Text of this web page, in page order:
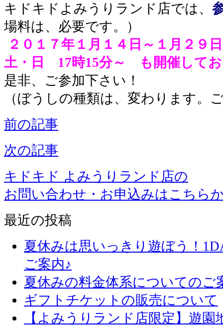
キドキドよみうりランド店では、
場料は、必要です。）
２０１７年１月１４日～１月２９
土・日 17時15分～ も開催してお
是非、ご参加下さい！
（ぼうしの種類は、変わります。
前の記事
次の記事
キドキド よみうりランド店の
お問い合わせ・お申込みはこちら
最近の投稿
夏休みは思いっきり遊ぼう！
ご案内♪
夏休みの料金体系についてのご
ギフトチケットの販売について
【よみうりランド店限定】遊